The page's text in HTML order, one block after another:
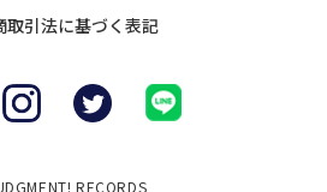
取引法に基づく表記
RECORDS